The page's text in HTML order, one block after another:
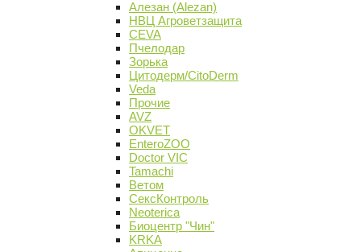
Алезан (Alezan)
НВЦ Агроветзащита
CEVA
Пчелодар
Зорька
Цитодерм/CitoDerm
Veda
Прочие
AVZ
OKVET
EnteroZOO
Doctor VIC
Tamachi
Ветом
СексКонтроль
Neoterica
Биоцентр "Чин"
KRKA